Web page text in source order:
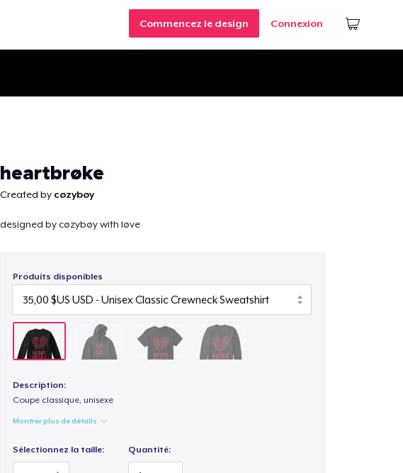
Commencez le design Connexion
heartbrøke
Created by cøzybøy
designed by cøzybøy with løve
Produits disponibles
Description:
Coupe classique, unisexe
Montrer plus de détails
Sélectionnez la taille: Quantité: